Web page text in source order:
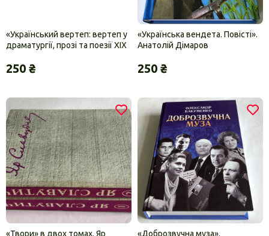
«Український вертеп: вертеп у
драматургії, прозі та поезії ХІХ
250 ₴
«Українська вендета. Повісті».
Анатолій Дімаров
250 ₴
«Твори» в двох томах. Яр
«Доброзвучна муза».